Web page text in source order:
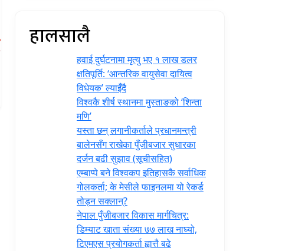
हालसालै
हवाई दुर्घटनामा मृत्यु भए १ लाख डलर
क्षतिपूर्ति: ‘आन्तरिक वायुसेवा दायित्व
विधेयक’ ल्याइँदै
विश्वकै शीर्ष स्थानमा मुस्ताङको ‘शिन्ता
मणि’
यस्ता छन् लगानीकर्ताले प्रधानमन्त्री
‍बालेनसँग राखेका पुँजीबजार सुधारका
दर्जन बढी सुझाव (सूचीसहित)
एम्बाप्पे बने विश्वकप इतिहासकै सर्वाधिक
गोलकर्ता; के मेसीले फाइनलमा यो रेकर्ड
तोड्न सक्लान्?
नेपाल पुँजीबजार विकास मार्गचित्र:
डिम्याट खाता संख्या ७७ लाख नाघ्यो,
टिएमएस प्रयोगकर्ता ह्वात्तै बढे